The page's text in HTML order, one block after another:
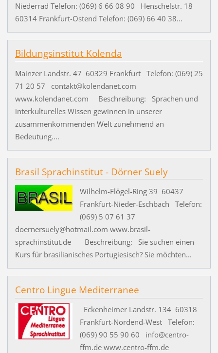
Niederrad Telefon: (069) 6 66 08 90 Henschelstr. 18
60314 Frankfurt-Ostend Telefon: (069) 66 40 38...
Bildungsinstitut Kolenda
Mainzer Landstr. 47 60329 Frankfurt Telefon: (069) 25
71 20 57 contakt@kolendanet.com
www.kolendanet.com Beschreibung: Sprachen und
interkulturelles Wissen gewinnen in unserer
zusammenkommenden Welt zunehmend an
Bedeutung....
Brasil Sprachinstitut - Dörner Suely
Wilhelm-Flögel-Ring 39 60437
Frankfurt-Nieder-Eschbach Telefon:
(069) 5 07 61 37
doernersuely@hotmail.com www.brasil-
sprachinstitut.de Beschreibung: Sie suchen einen
Kurs für brasilianisches Portugiesisch? Sie möchten...
Centro Lingue Mediterranee
Eckenheimer Landstr. 134 60318
Frankfurt-Nordend-West Telefon:
(069) 90 55 90 60 info@centro-
ffm.de www.centro-ffm.de